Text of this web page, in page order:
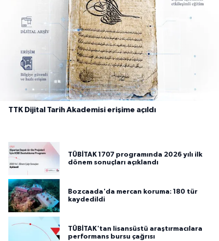
TTK Dijital Tarih Akademisi erişime açıldı
TÜBİTAK 1707 programında 2026 yılı ilk
dönem sonuçları açıklandı
Bozcaada'da mercan koruma: 180 tür
kaydedildi
TÜBİTAK'tan lisansüstü araştırmacılara
performans bursu çağrısı